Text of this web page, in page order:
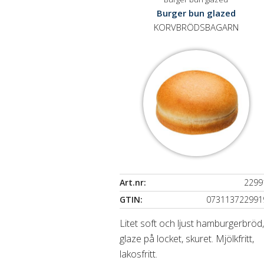
Burger bun glazed
KORVBRÖDSBAGARN
Art.nr:
GTIN:
Litet soft och ljust hamburgerbröd,
glaze på locket, skuret. Mjölkfritt,
lakosfritt.